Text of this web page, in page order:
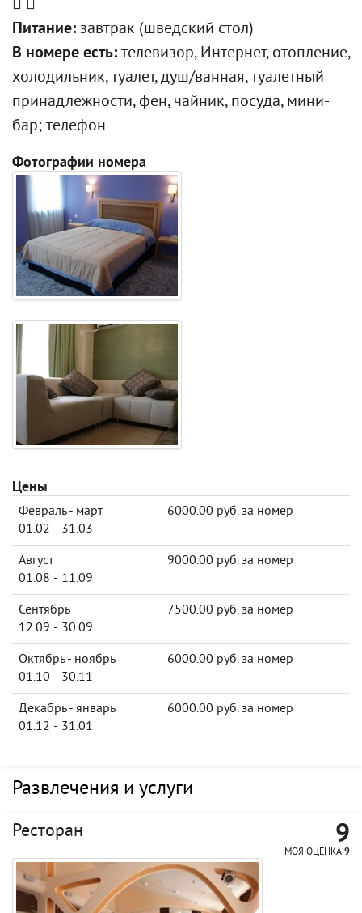
Питание: завтрак (шведский стол)
В номере есть: телевизор, Интернет, отопление,
холодильник, туалет, душ/ванная, туалетный
принадлежности, фен, чайник, посуда, мини-
бар; телефон
Фотографии номера
Цены
Февраль - март
01.02 - 31.03
6000.00 руб. за номер
Август
01.08 - 11.09
9000.00 руб. за номер
Сентябрь
12.09 - 30.09
7500.00 руб. за номер
Октябрь - ноябрь
01.10 - 30.11
6000.00 руб. за номер
Декабрь - январь
01.12 - 31.01
6000.00 руб. за номер
Развлечения и услуги
Ресторан 9
МОЯ ОЦЕНКА 9